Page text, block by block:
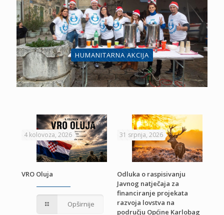
HUMANITARNA AKCIJA
4 kolovoza, 2026
VRO Oluja
Opširnije
31 srpnja, 2026
Odluka o raspisivanju
Javnog natječaja za
financiranje projekata
razvoja lovstva na
području Općine Karlobag